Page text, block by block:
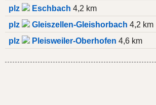
plz
Eschbach 4,2 km
plz
Gleiszellen-Gleishorbach 4,2 km
plz
Pleisweiler-Oberhofen 4,6 km